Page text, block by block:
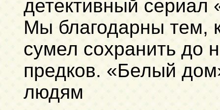
детективный сериал
Мы благодарны тем,
сумел сохранить до
предков. «Белый
людям